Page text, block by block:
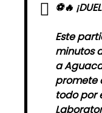
⚽🔥
Este
minutos
a
promete
todo por